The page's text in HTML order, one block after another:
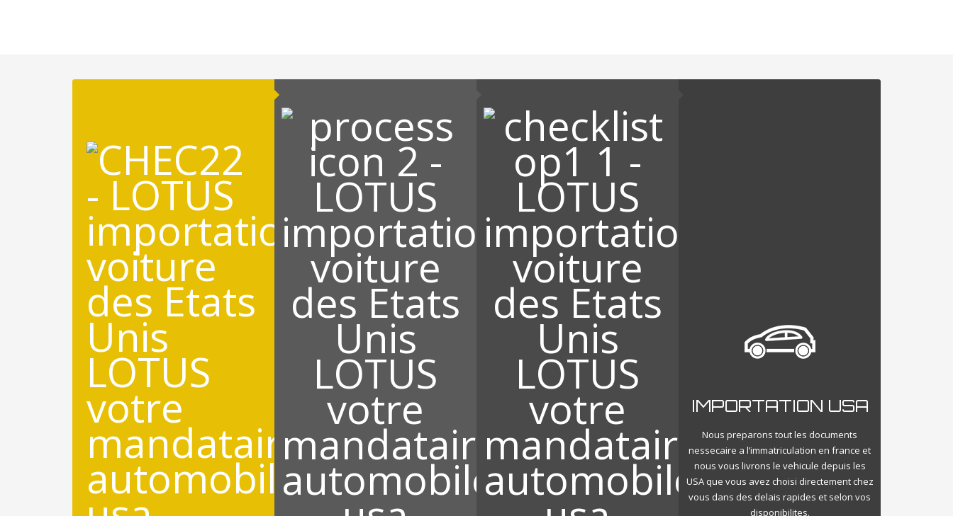
IMPORTATION USA
Nous preparons tout les documents
nessecaire a l’immatriculation en france et
nous vous livrons le vehicule depuis les
USA que vous avez choisi directement chez
vous dans des delais rapides et selon vos
disponibilites.